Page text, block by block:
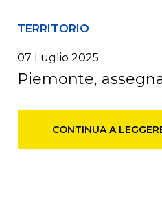
TERRITORIO
07 Luglio 2025
Piemonte,
CONTINUA A